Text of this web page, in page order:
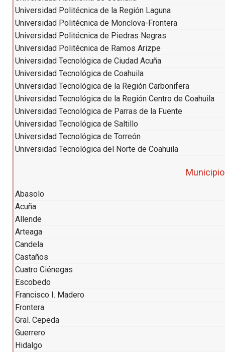
Universidad Politécnica de la Región Laguna
Universidad Politécnica de Monclova-Frontera
Universidad Politécnica de Piedras Negras
Universidad Politécnica de Ramos Arizpe
Universidad Tecnológica de Ciudad Acuña
Universidad Tecnológica de Coahuila
Universidad Tecnológica de la Región Carbonifera
Universidad Tecnológica de la Región Centro de Coahuila
Universidad Tecnológica de Parras de la Fuente
Universidad Tecnológica de Saltillo
Universidad Tecnológica de Torreón
Universidad Tecnológica del Norte de Coahuila
Abasolo
Acuña
Allende
Arteaga
Candela
Castaños
Cuatro Ciénegas
Escobedo
Francisco I. Madero
Frontera
Gral. Cepeda
Guerrero
Hidalgo